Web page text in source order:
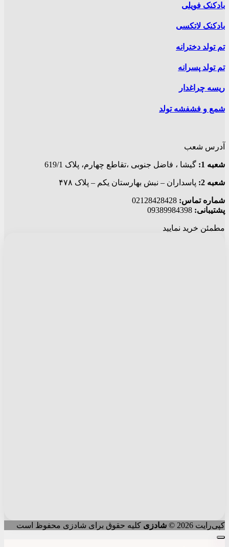
بادکنک فویلی
بادکنک لاتکسی
تم تولد دخترانه
تم تولد پسرانه
ریسه چراغدار
شمع و فشفشه تولد
آدرس شعب
شعبه 1: گيشا ، فاضل جنوبی ،تقاطع چهارم، پلاک 619/1
شعبه 2: پاسداران – نبش بهارستان یکم – پلاک ۴۷۸
شماره تماس:
پشتیبانی:
مطمئن خرید نمایید
کپی‌رایت 2026 © شادزی کلیه حقوق برای شادزی محفوظ است